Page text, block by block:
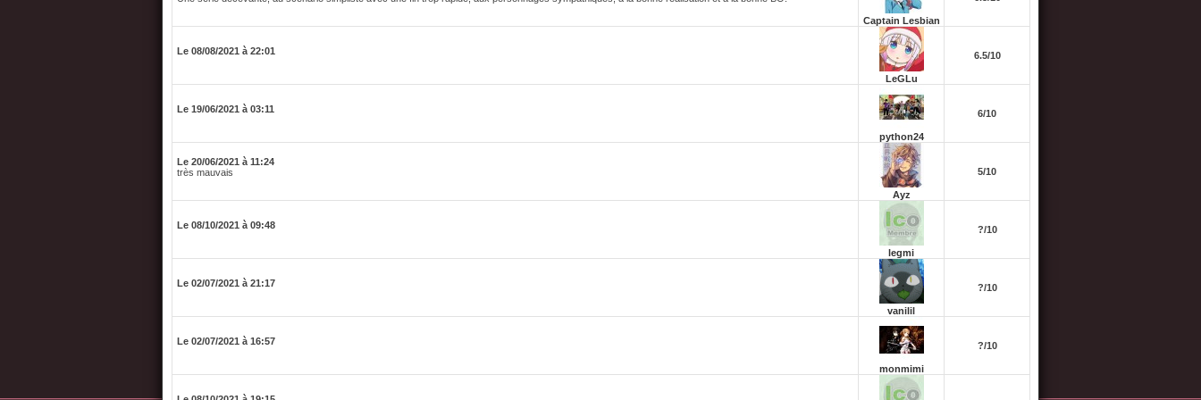
Captain Lesbian
Le 08/08/2021 à 22:01
LeGLu
6.5/10
Le 19/06/2021 à 03:11
python24
6/10
Le 20/06/2021 à 11:24
très mauvais
Ayz
5/10
Le 08/10/2021 à 09:48
legmi
?/10
Le 02/07/2021 à 21:17
vanilil
?/10
Le 02/07/2021 à 16:57
monmimi
?/10